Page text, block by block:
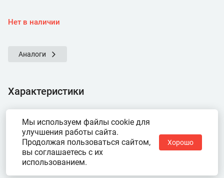
Нет в наличии
Аналоги
Характеристики
Мы используем файлы cookie для
улучшения работы сайта.
Продолжая пользоваться сайтом,
вы соглашаетесь с их
использованием.
Хорошо